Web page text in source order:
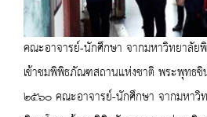
คณะอาจารย์-นักศึกษา จากมหาวิทยาลั
เข้าชมพิพิธภัณฑสถานแห่งชาติ พระพุทธ
๒๕๖๐ คณะอาจารย์-นักศึกษา จากมหาวิ